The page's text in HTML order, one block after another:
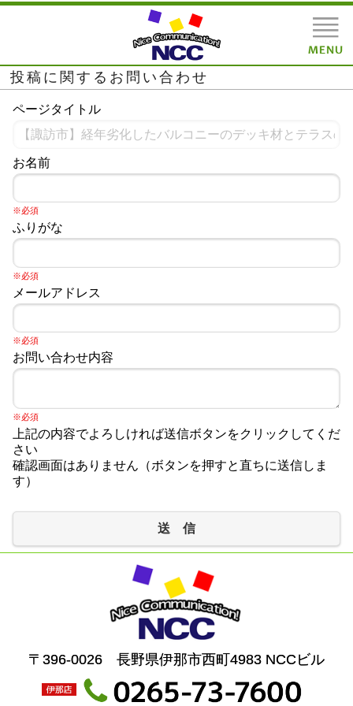
投稿に関するお問い合わせ
ページタイトル
お名前
※必須
ふりがな
※必須
メールアドレス
※必須
お問い合わせ内容
※必須
上記の内容でよろしければ送信ボタンをクリックしてくだ
さい
確認画面はありません（ボタンを押すと直ちに送信しま
す）
送 信
〒396-0026 長野県伊那市西町4983 NCCビル